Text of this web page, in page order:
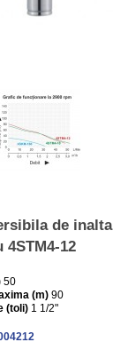
de inalta
4STM4-12
50
(m) 90
(toli) 1 1/2"